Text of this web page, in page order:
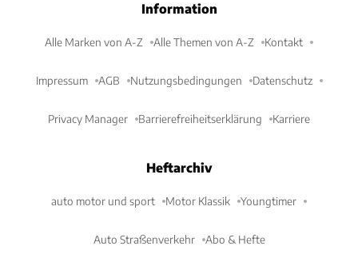
Information
Alle Marken von A-Z Alle Themen von A-Z Kontakt
Impressum AGB Nutzungsbedingungen Datenschutz
Privacy Manager Barrierefreiheitserklärung Karriere
Heftarchiv
auto motor und sport Motor Klassik Youngtimer
Auto Straßenverkehr Abo & Hefte